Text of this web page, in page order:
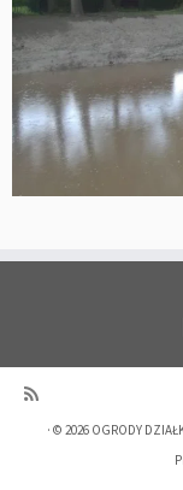
· © 2026 OGRODY